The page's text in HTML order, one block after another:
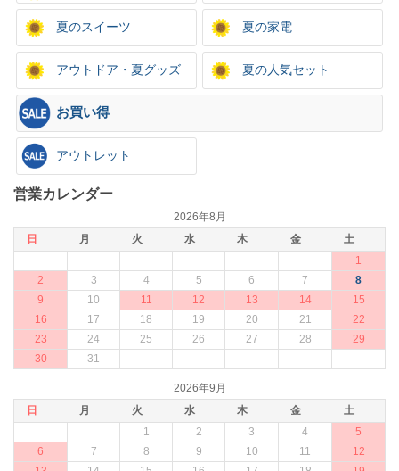
夏のスイーツ 夏の家電
アウトドア・夏グッズ 夏の人気セット
お買い得
アウトレット
営業カレンダー
2026年8月
日
月 火 水 木 金
土
1
2
3 4 5 6 7
8
9
10 11 12 13 14
15
16
17 18 19 20 21
22
23
24 25 26 27 28
29
30
31
2026年9月
日
月 火 水 木 金
土
1
2 3 4
5
6
7 8 9 10 11
12